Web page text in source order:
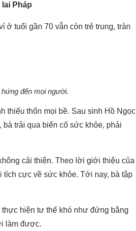
Pháp
ở tuổi gần 70 vẫn còn trẻ trung, tràn
đến mọi người.
thiếu thốn mọi bề. Sau sinh Hồ Ngọc
trải qua biến cố sức khỏe, phải
cải thiện. Theo lời giới thiệu của
tích cực về sức khỏe. Tới nay, bà tập
hiện tư thế khó như đứng bằng
làm được.